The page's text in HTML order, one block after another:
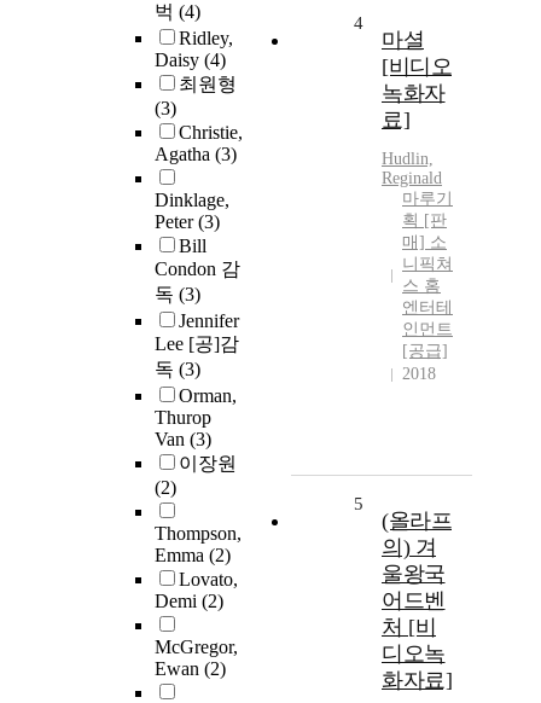
벅 (4)
Ridley,
Daisy (4)
최원형
(3)
Christie,
Agatha (3)
Dinklage,
Peter(3)
Bill
Condon 감
독 (3)
Jennifer
Lee [공]감
독 (3)
Orman,
Thurop
Van (3)
이장원
(2)
Thompson,
Emma (2)
Lovato,
Demi (2)
McGregor,
Ewan (2)
4
마셜
[비디오
녹화자
료]
Hudlin,
Reginald
마루기
획 [판
매] 소
니픽쳐
스 홈
엔터테
인먼트
[공급]
2018
5
(올라프
의) 겨
울왕국
어드벤
처 [비
디오녹
화자료]